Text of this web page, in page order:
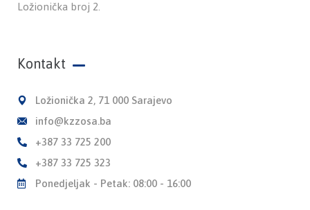
Ložionička broj 2.
Kontakt
Ložionička 2, 71 000 Sarajevo
info@kzzosa.ba
+387 33 725 200
+387 33 725 323
Ponedjeljak - Petak: 08:00 - 16:00